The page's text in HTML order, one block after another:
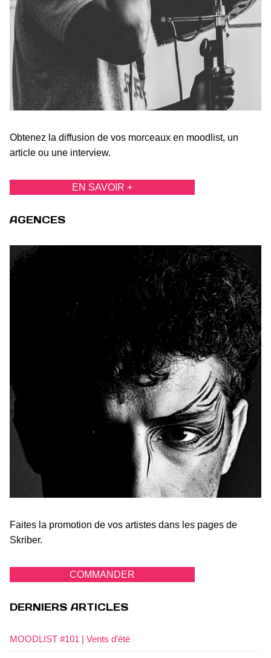
Obtenez la diffusion de vos morceaux en moodlist, un
article ou une interview.
EN SAVOIR +
AGENCES
Faites la promotion de vos artistes dans les pages de
Skriber.
COMMANDER
DERNIERS ARTICLES
MOODLIST #101 | Vents d’été